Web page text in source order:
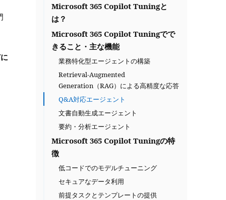
Microsoft 365 Copilot Tuningと
は？
Microsoft 365 Copilot Tuningでで
きること・主な機能
業務特化型エージェントの構築
Retrieval-Augmented
Generation（RAG）による高精度な応答
Q&A対応エージェント
文書自動生成エージェント
要約・分析エージェント
Microsoft 365 Copilot Tuningの特
徴
低コードでのモデルチューニング
セキュアなデータ利用
前提タスクとテンプレートの提供